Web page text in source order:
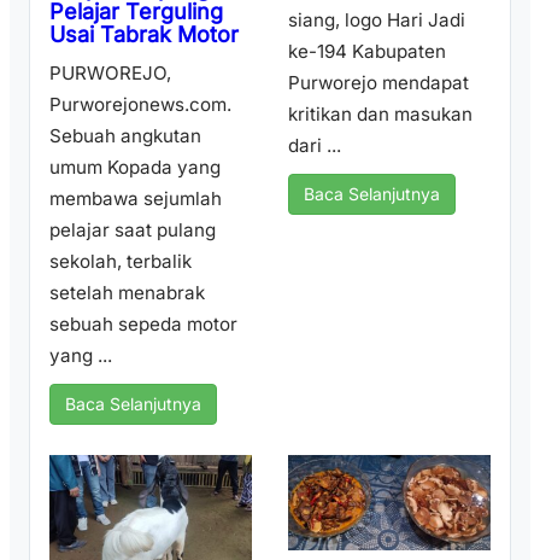
Pelajar Terguling
Usai Tabrak Motor
PURWOREJO,
Purworejonews.com.
Sebuah angkutan
umum Kopada yang
membawa sejumlah
pelajar saat pulang
sekolah, terbalik
setelah menabrak
sebuah sepeda motor
yang ...
Baca Selanjutnya
siang, logo Hari Jadi
ke-194 Kabupaten
Purworejo mendapat
kritikan dan masukan
dari ...
Baca Selanjutnya